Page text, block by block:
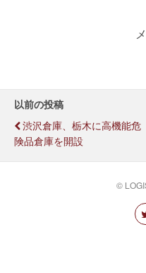
以前の投稿
渋沢倉庫、栃木に高機能危
険品倉庫を開設
©